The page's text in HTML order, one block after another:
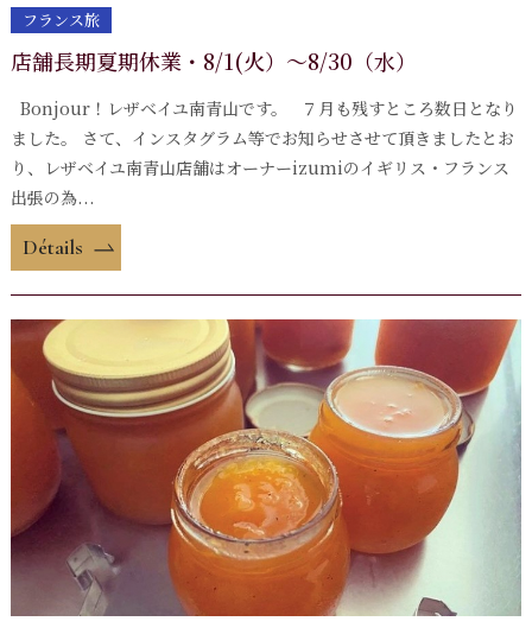
フランス旅
店舗長期夏期休業・8/1(火）～8/30（水）
Bonjour！レザベイユ南青山です。 ７月も残すところ数日となり
ました。 さて、インスタグラム等でお知らせさせて頂きましたとお
り、レザベイユ南青山店舗はオーナーizumiのイギリス・フランス
出張の為...
Détails